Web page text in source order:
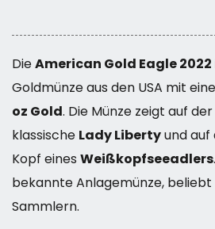
DieAmerican Gold Eagle 2022
Goldmünze aus den USA mit
oz Gold. Die Münze zeigt auf
klassische Lady Libertyund auf
Kopf eines Weißkopfseeadlers
bekannte Anlagemünze,
Sammlern.